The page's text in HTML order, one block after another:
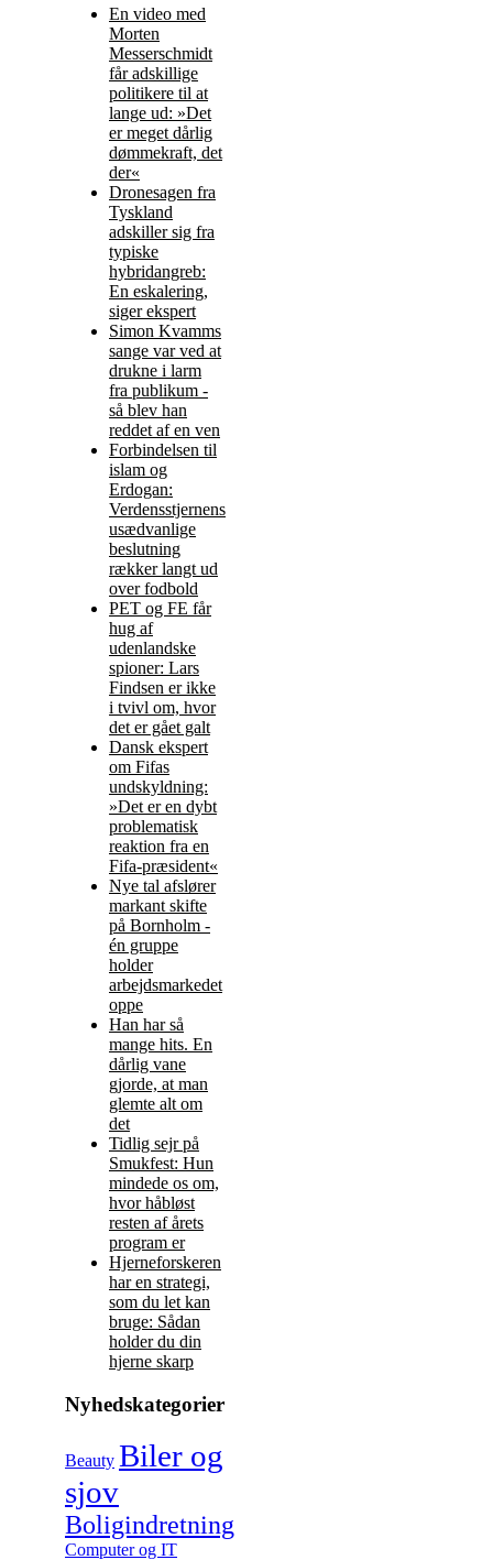
En video med
Morten
Messerschmidt
får adskillige
politikere til at
lange ud: »Det
er meget dårlig
dømmekraft, det
der«
Dronesagen fra
Tyskland
adskiller sig fra
typiske
hybridangreb:
En eskalering,
siger ekspert
Simon Kvamms
sange var ved at
drukne i larm
fra publikum -
så blev han
reddet af en ven
Forbindelsen til
islam og
Erdogan:
Verdensstjernens
usædvanlige
beslutning
rækker langt ud
over fodbold
PET og FE får
hug af
udenlandske
spioner: Lars
Findsen er ikke
i tvivl om, hvor
det er gået galt
Dansk ekspert
om Fifas
undskyldning:
»Det er en dybt
problematisk
reaktion fra en
Fifa-præsident«
Nye tal afslører
markant skifte
på Bornholm -
én gruppe
holder
arbejdsmarkedet
oppe
Han har så
mange hits. En
dårlig vane
gjorde, at man
glemte alt om
det
Tidlig sejr på
Smukfest: Hun
mindede os om,
hvor håbløst
resten af årets
program er
Hjerneforskeren
har en strategi,
som du let kan
bruge: Sådan
holder du din
hjerne skarp
Nyhedskategorier
Beauty Biler og
sjov
Boligindretning
Computer og IT